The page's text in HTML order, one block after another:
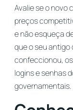
Avalie se o novo
preços
e não esqueça
que o seu
confeccionou,
logins e senhas
governamentais.